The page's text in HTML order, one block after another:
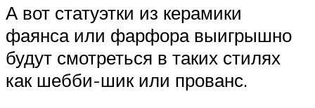
А вот статуэтки из керамики
фаянса или фарфора выигрышно
будут смотреться в таких стилях
как шебби-шик или прованс.